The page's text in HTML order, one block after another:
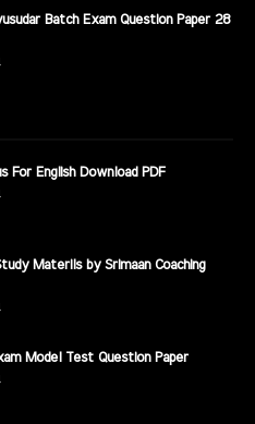
Batch Exam Question Paper 28
For English Download PDF
Materils by Srimaan Coaching
Model Test Question Paper